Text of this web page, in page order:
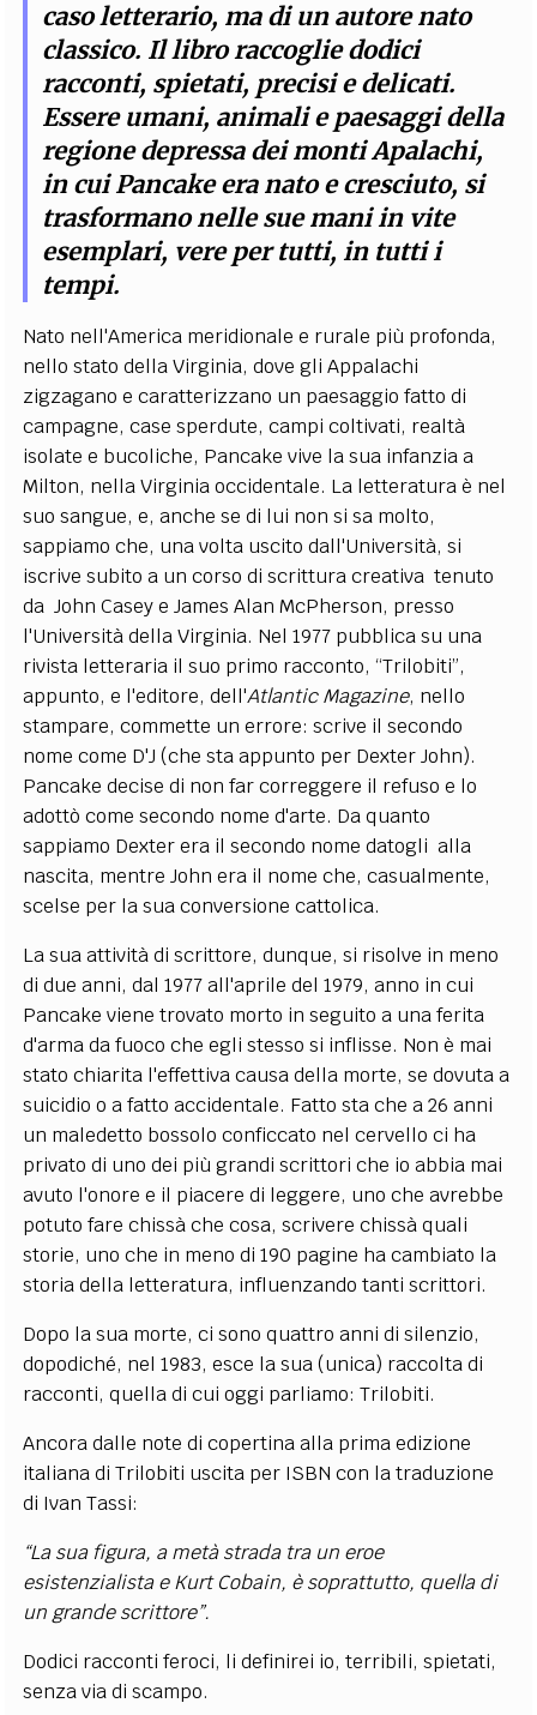
caso letterario, ma di un autore nato
classico. Il libro raccoglie dodici
racconti, spietati, precisi e delicati.
Essere umani, animali e paesaggi della
regione depressa dei monti Apalachi,
in cui Pancake era nato e cresciuto, si
trasformano nelle sue mani in vite
esemplari, vere per tutti, in tutti i
tempi.
Nato nell'America meridionale e rurale più profonda,
nello stato della Virginia, dove gli Appalachi
zigzagano e caratterizzano un paesaggio fatto di
campagne, case sperdute, campi coltivati, realtà
isolate e bucoliche, Pancake vive la sua infanzia a
Milton, nella Virginia occidentale. La letteratura è nel
suo sangue, e, anche se di lui non si sa molto,
sappiamo che, una volta uscito dall'Università, si
iscrive subito a un corso di scrittura creativa tenuto
da John Casey e James Alan McPherson, presso
l'Università della Virginia. Nel 1977 pubblica su una
rivista letteraria il suo primo racconto, “Trilobiti”,
appunto, e l'editore, dell'Atlantic Magazine, nello
stampare, commette un errore: scrive il secondo
nome come D'J (che sta appunto per Dexter John).
Pancake decise di non far correggere il refuso e lo
adottò come secondo nome d'arte. Da quanto
sappiamo Dexter era il secondo nome datogli alla
nascita, mentre John era il nome che, casualmente,
scelse per la sua conversione cattolica.
La sua attività di scrittore, dunque, si risolve in meno
di due anni, dal 1977 all'aprile del 1979, anno in cui
Pancake viene trovato morto in seguito a una ferita
d'arma da fuoco che egli stesso si inflisse. Non è mai
stato chiarita l'effettiva causa della morte, se dovuta a
suicidio o a fatto accidentale. Fatto sta che a 26 anni
un maledetto bossolo conficcato nel cervello ci ha
privato di uno dei più grandi scrittori che io abbia mai
avuto l'onore e il piacere di leggere, uno che avrebbe
potuto fare chissà che cosa, scrivere chissà quali
storie, uno che in meno di 190 pagine ha cambiato la
storia della letteratura, influenzando tanti scrittori.
Dopo la sua morte, ci sono quattro anni di silenzio,
dopodiché, nel 1983, esce la sua (unica) raccolta di
racconti, quella di cui oggi parliamo: Trilobiti.
Ancora dalle note di copertina alla prima edizione
italiana di Trilobiti uscita per ISBN con la traduzione
di Ivan Tassi:
“La sua figura, a metà strada tra un eroe
esistenzialista e Kurt Cobain, è soprattutto, quella di
un grande scrittore”.
Dodici racconti feroci, li definirei io, terribili, spietati,
senza via di scampo.